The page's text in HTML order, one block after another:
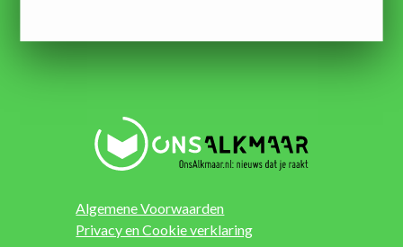
Algemene Voorwaarden
Privacy en Cookie verklaring